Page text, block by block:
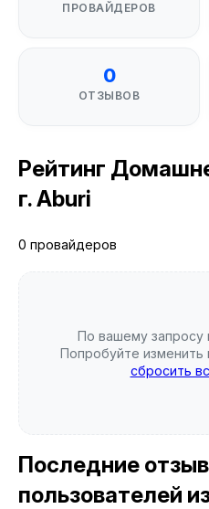
ПРОВАЙДЕРОВ
0
ОТЗЫВОВ
Рейтинг
г. Aburi
0 провайдеров
По вашему запросу
Попробуйте изменить
сбросить
Последние
пользователей